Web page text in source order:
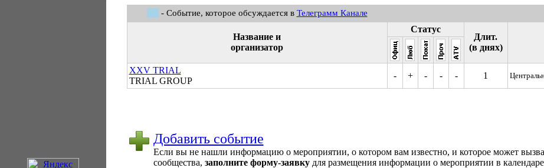
- Событие, которое обсуждается в Телеграмм Канале
Название и
организатор
Статус
Длит.
(в днях)
XXV TRIAL
TRIAL GROUP
- + - - - 1
Добавить событие
Если вы не нашли информацию о мероприятии, о котором вам известно, и которое может
сообщества, заполните форму-заявкудля размещения информации о мероприятии в